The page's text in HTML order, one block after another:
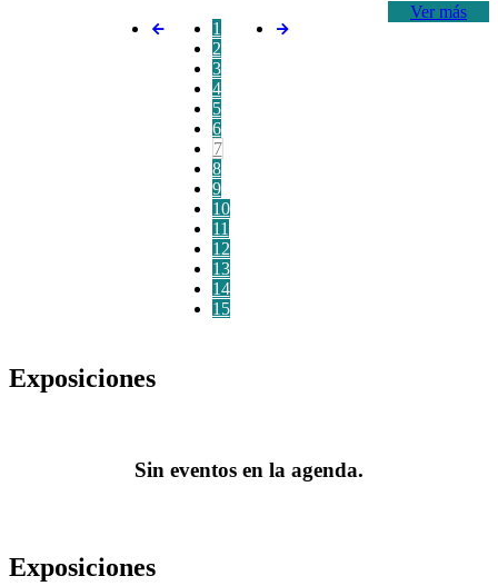
Ver más
1
2
3
4
5
6
7
8
9
10
11
12
13
14
15
Exposiciones
Sin eventos en la agenda.
Exposiciones